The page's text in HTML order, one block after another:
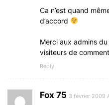
Ca n’est quand
d’accord
Merci aux admins
visiteurs de
Reply
Fox 75 3 février 2009